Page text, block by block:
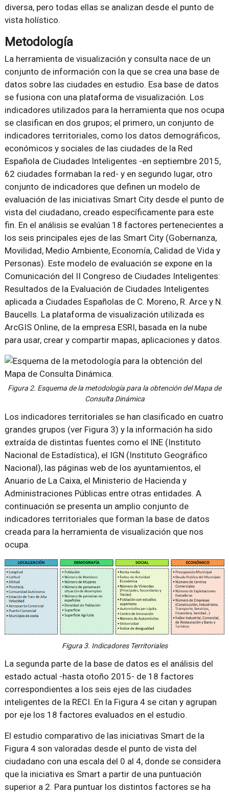
diversa, pero todas ellas se analizan desde el punto de
vista holístico.
Metodología
La herramienta de visualización y consulta nace de un
conjunto de información con la que se crea una base de
datos sobre las ciudades en estudio. Esa base de datos
se fusiona con una plataforma de visualización. Los
indicadores utilizados para la herramienta que nos ocupa
se clasifican en dos grupos; el primero, un conjunto de
indicadores territoriales, como los datos demográficos,
económicos y sociales de las ciudades de la Red
Española de Ciudades Inteligentes -en septiembre 2015,
62 ciudades formaban la red- y en segundo lugar, otro
conjunto de indicadores que definen un modelo de
evaluación de las iniciativas Smart City desde el punto de
vista del ciudadano, creado específicamente para este
fin. En el análisis se evalúan 18 factores pertenecientes a
los seis principales ejes de las Smart City (Gobernanza,
Movilidad, Medio Ambiente, Economía, Calidad de Vida y
Personas). Este modelo de evaluación se expone en la
Comunicación del II Congreso de Ciudades Inteligentes:
Resultados de la Evaluación de Ciudades Inteligentes
aplicada a Ciudades Españolas de C. Moreno, R. Arce y N.
Baucells. La plataforma de visualización utilizada es
ArcGIS Online, de la empresa ESRI, basada en la nube
para usar, crear y compartir mapas, aplicaciones y datos.
Figura 2. Esquema de la metodología para la obtención del Mapa de
Consulta Dinámica
Los indicadores territoriales se han clasificado en cuatro
grandes grupos (ver Figura 3) y la información ha sido
extraída de distintas fuentes como el INE (Instituto
Nacional de Estadística), el IGN (Instituto Geográfico
Nacional), las páginas web de los ayuntamientos, el
Anuario de La Caixa, el Ministerio de Hacienda y
Administraciones Públicas entre otras entidades. A
continuación se presenta un amplio conjunto de
indicadores territoriales que forman la base de datos
creada para la herramienta de visualización que nos
ocupa.
Figura 3. Indicadores Territoriales
La segunda parte de la base de datos es el análisis del
estado actual -hasta otoño 2015- de 18 factores
correspondientes a los seis ejes de las ciudades
inteligentes de la RECI. En la Figura 4 se citan y agrupan
por eje los 18 factores evaluados en el estudio.
El estudio comparativo de las iniciativas Smart de la
Figura 4 son valoradas desde el punto de vista del
ciudadano con una escala del 0 al 4, donde se considera
que la iniciativa es Smart a partir de una puntuación
superior a 2. Para puntuar los distintos factores se ha